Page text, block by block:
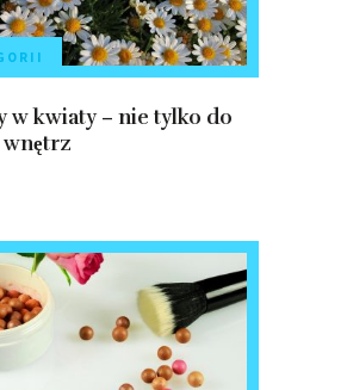
w kwiaty – nie tylko do